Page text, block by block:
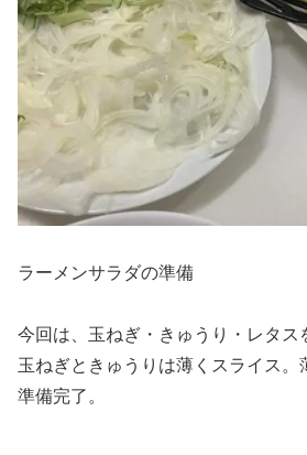
ラーメンサラダの準備
今回は、玉ねぎ・きゅうり・レタス
玉ねぎときゅうりは薄くスライス。
準備完了。